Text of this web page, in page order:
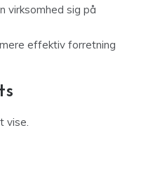
virksomhed sig på
effektiv forretning
vise.